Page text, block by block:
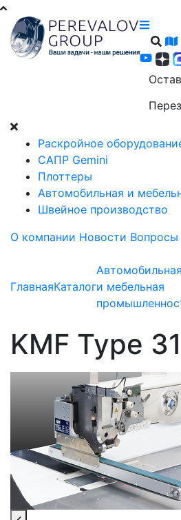
Раскройное
САПР Gemini
Плоттеры
Автомобильная и
Швейное производство
О компании Новости Вопросы
ГлавнаяКаталог
Автомобильная
и мебельная
KMF Type